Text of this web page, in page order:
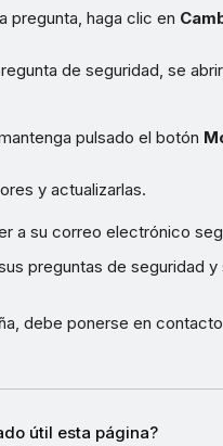
pregunta, haga clic en
de seguridad, se
pulsado el botón
y actualizarlas.
a su correo electrónico
preguntas de seguridad
debe ponerse en
útil esta página?